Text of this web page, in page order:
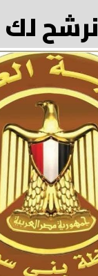
نرشح لك